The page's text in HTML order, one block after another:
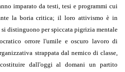
imparato da testi, tesi e programmi cui
la boria critica; il loro attivismo è in
distinguono per spiccata pigrizia mentale
orrore l'umile e oscuro lavoro di
strappata dal nemico di classe,
dall'oggi al domani un partito